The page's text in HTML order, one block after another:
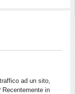
ad un sito,
in